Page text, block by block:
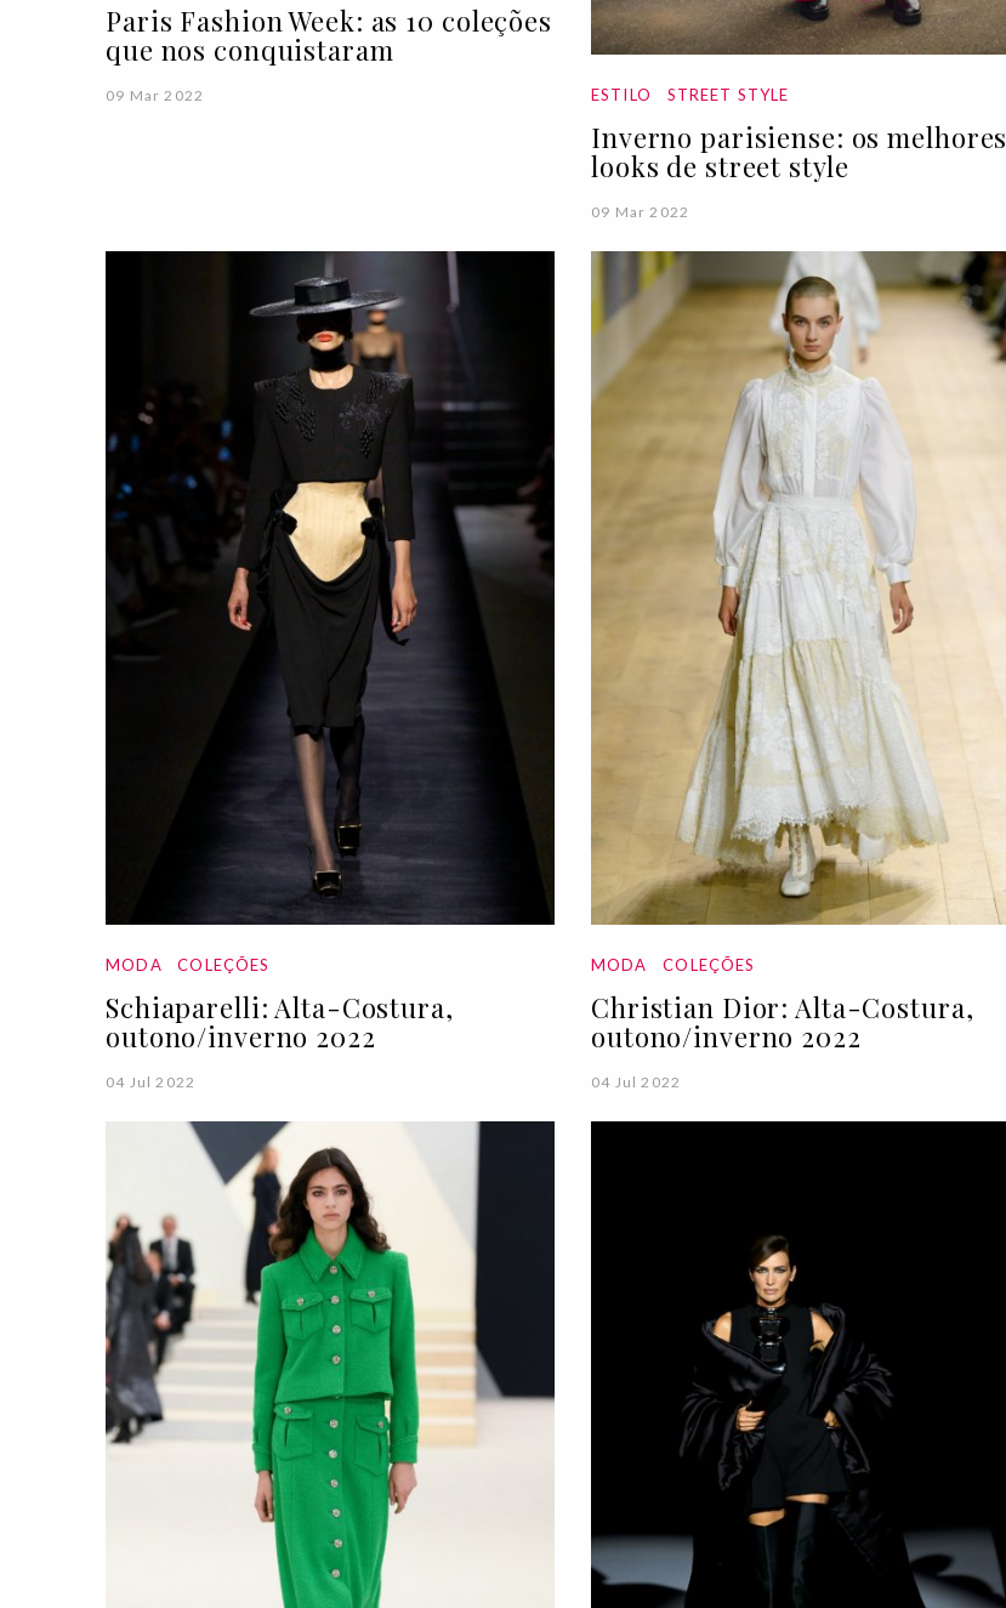
Paris Fashion Week: as 10 coleções
que nos conquistaram
09 Mar 2022 ESTILO STREET STYLE
Inverno parisiense: os melhores
looks de street style
09 Mar 2022
MODA COLEÇÕES
Schiaparelli: Alta-Costura,
outono/inverno 2022
04 Jul 2022
MODA COLEÇÕES
Christian Dior: Alta-Costura,
outono/inverno 2022
04 Jul 2022